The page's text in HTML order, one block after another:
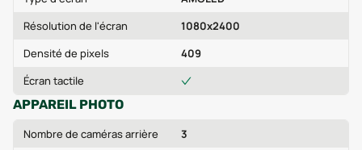
Résolution de l'écran
1080x2400
Densité de pixels
409
Écran tactile
APPAREIL PHOTO
Nombre de caméras arrière
3